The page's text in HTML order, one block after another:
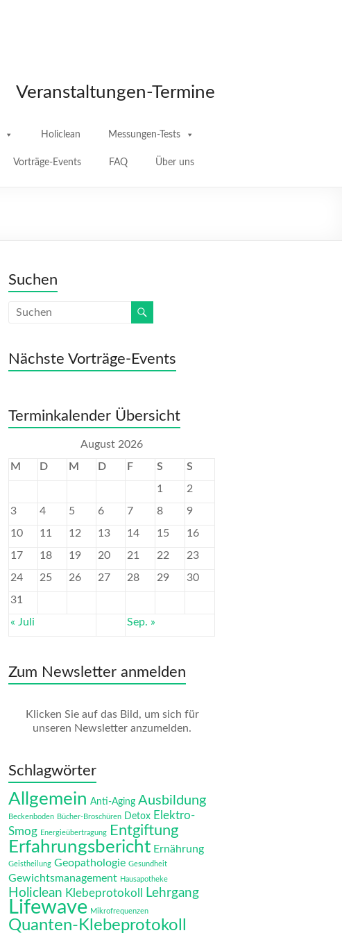
Veranstaltungen-Termine
Holiclean Messungen-Tests
Vorträge-Events FAQ Über uns
Suchen
Nächste Vorträge-Events
Terminkalender Übersicht
August 2026
M
D M D F S
S
1
2
3
4 5 6 7 8
9
10
11 12 13 14 15
16
17
18 19 20 21 22
23
24
25 26 27 28 29
30
31
« Juli
Sep. »
Zum Newsletter anmelden
Klicken Sie auf das Bild, um sich für
unseren Newsletter anzumelden.
Schlagwörter
Allgemein Anti-Aging Ausbildung
Beckenboden Bücher-Broschüren Detox Elektro-
Smog Energieübertragung Entgiftung
Erfahrungsbericht Ernährung
Geistheilung Geopathologie Gesundheit
Gewichtsmanagement Hausapotheke
Holiclean Klebeprotokoll Lehrgang
Lifewave Mikrofrequenzen
Quanten-Klebeprotokoll